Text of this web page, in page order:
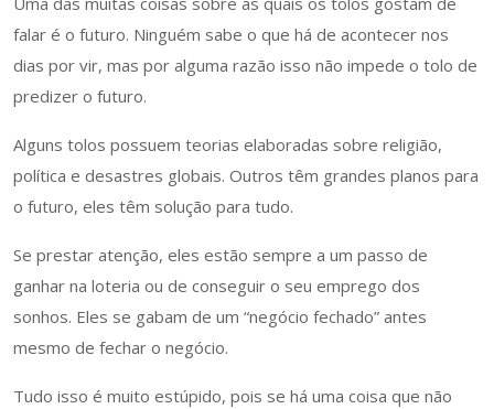
falar é o futuro. Ninguém sabe o que há de acontecer nos
dias por vir, mas por alguma razão isso não impede o tolo de
predizer o futuro.
Alguns tolos possuem teorias elaboradas sobre religião,
política e desastres globais. Outros têm grandes planos para
o futuro, eles têm solução para tudo.
Se prestar atenção, eles estão sempre a um passo de
ganhar na loteria ou de conseguir o seu emprego dos
sonhos. Eles se gabam de um “negócio fechado” antes
mesmo de fechar o negócio.
Tudo isso é muito estúpido, pois se há uma coisa que não